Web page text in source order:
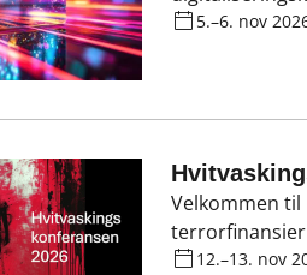
Dette er årets
5.–6. nov
Velkommen
Oslo Airport.
12.–13. nov